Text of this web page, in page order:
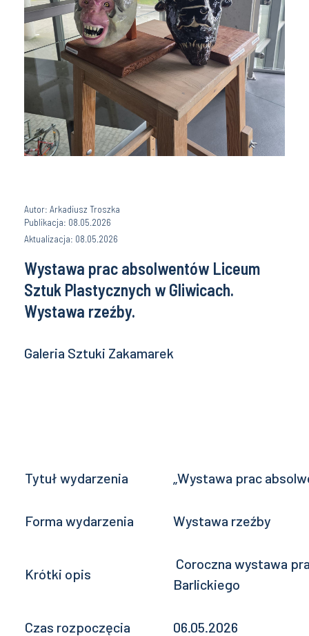
Autor: Arkadiusz Troszka
Publikacja: 08.05.2026
Aktualizacja: 08.05.2026
Wystawa prac absolwentów Liceum
Sztuk Plastycznych w Gliwicach.
Wystawa rzeźby.
Galeria Sztuki Zakamarek
Tytuł wydarzenia „Wystawa prac
Forma wydarzenia Wystawa rzeźby
Krótki opis
Coroczna wystawa
Barlickiego
Czas rozpoczęcia 06.05.2026